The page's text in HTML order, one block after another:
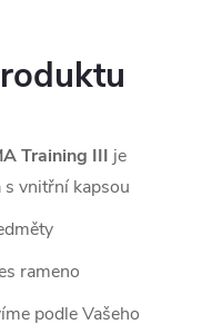
Training III je
s vnitřní kapsou
rameno
podle Vašeho